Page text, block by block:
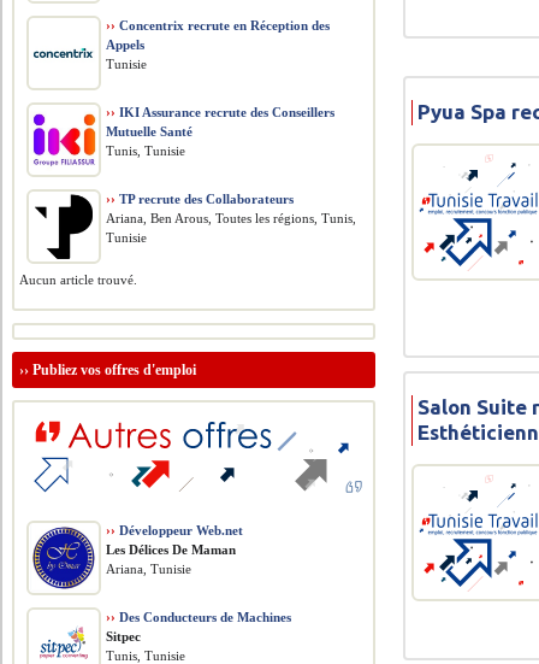
Pyua Spa
Salon Suite
›› Concentrix recrute en Réception des
Appels
Tunisie
›› IKI Assurance recrute des Conseillers
Mutuelle Santé
Tunis, Tunisie
›› TP recrute des Collaborateurs
Ariana, Ben Arous, Toutes les régions, Tunis,
Tunisie
Aucun article trouvé.
››Publiez vos offres d'emploi
›› Développeur Web.net
Les Délices De Maman
Ariana, Tunisie
›› Des Conducteurs de Machines
Sitpec
Tunis, Tunisie